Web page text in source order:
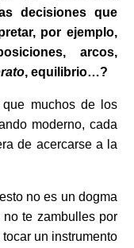
decisiones que
por ejemplo,
arcos,
, equilibrio…?
que muchos de los
moderno, cada
de acercarse a la
no es un dogma
te zambulles por
un instrumento